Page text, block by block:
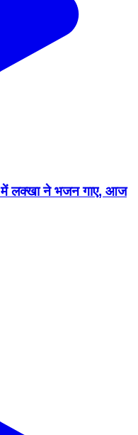
में लक्खा ने भजन गाए, आज